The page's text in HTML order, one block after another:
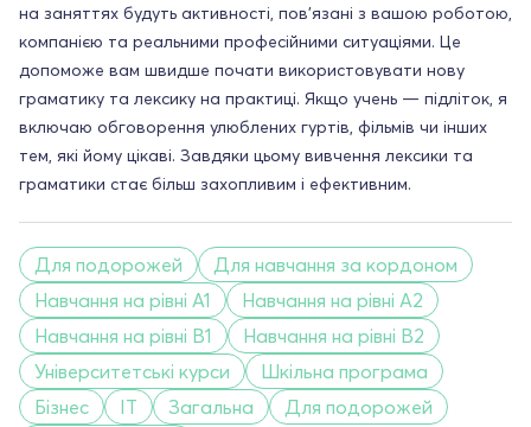
на заняттях будуть активності, пов’язані з вашою роботою,
компанією та реальними професійними ситуаціями. Це
допоможе вам швидше почати використовувати нову
граматику та лексику на практиці. Якщо учень — підліток, я
включаю обговорення улюблених гуртів, фільмів чи інших
тем, які йому цікаві. Завдяки цьому вивчення лексики та
граматики стає більш захопливим і ефективним.
Для подорожей
Для навчання за кордоном
Навчання на рівні A1
Навчання на рівні A2
Навчання на рівні B1
Навчання на рівні B2
Університетські курси
Шкільна програма
Бізнес
IT Загальна
Для подорожей